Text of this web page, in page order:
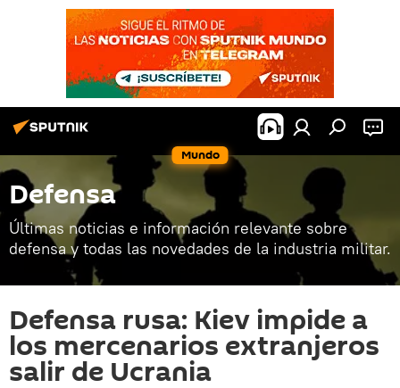
Mundo
Defensa
Últimas noticias e información relevante sobre
defensa y todas las novedades de la industria militar.
Defensa rusa: Kiev impide a
los mercenarios extranjeros
salir de Ucrania